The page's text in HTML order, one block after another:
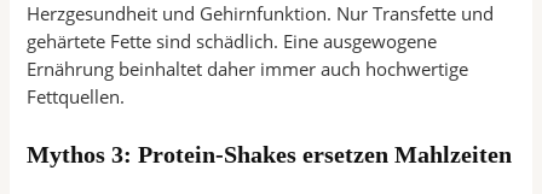
Herzgesundheit und Gehirnfunktion. Nur Transfette und
gehärtete Fette sind schädlich. Eine ausgewogene
Ernährung beinhaltet daher immer auch hochwertige
Fettquellen.
Mythos 3: Protein-Shakes ersetzen Mahlzeiten